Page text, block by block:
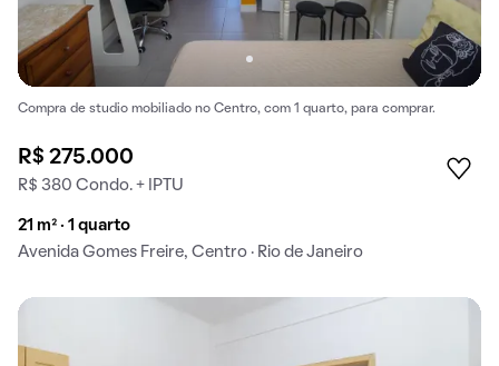
Compra de studio mobiliado no Centro, com 1 quarto, para comprar.
R$ 275.000
R$ 380 Condo. + IPTU
21 m² · 1 quarto
Avenida Gomes Freire, Centro · Rio de Janeiro